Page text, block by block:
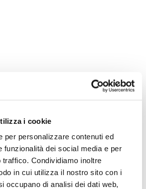
i cookie
per personalizzare contenuti ed
funzionalità dei social media e per
Condividiamo inoltre
in cui utilizza il nostro sito con i
occupano di analisi dei dati web,